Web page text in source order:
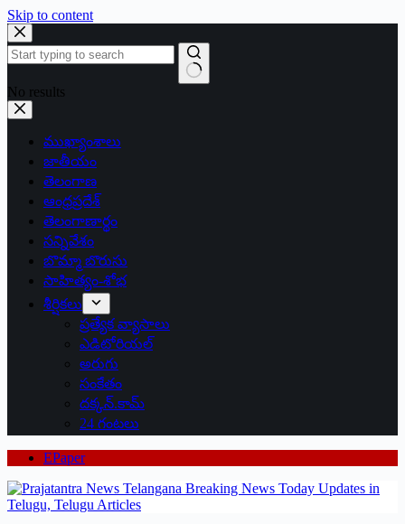
Skip to content
No results
ముఖ్యాంశాలు
జాతీయం
తెలంగాణ
ఆంధ్రప్రదేశ్
తెలంగాణార్థం
సన్నివేశం
బొమ్మా బొరుసు
సాహిత్యం-శోభ
శీర్షికలు
ప్రత్యేక వ్యాసాలు
ఎడిటోరియల్
అరుగు
సంకేతం
దక్కన్.కామ్
24 గంటలు
EPaper